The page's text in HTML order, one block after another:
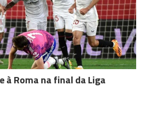
à Roma na final da Liga